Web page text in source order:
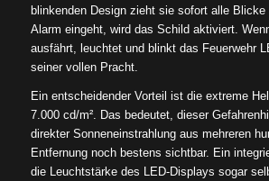
blinkenden Design zieht sie sofort alle
Alarm eingeht, wird das Schild aktiviert.
ausfährt, leuchtet und blinkt das Feuerwehr
seiner vollen Pracht.
Ein entscheidender Vorteil ist die extreme
7.000 cd/m². Das bedeutet, dieser
direkter Sonneneinstrahlung aus mehreren
Entfernung noch bestens sichtbar. Ein
die Leuchtstärke des LED-Displays sogar